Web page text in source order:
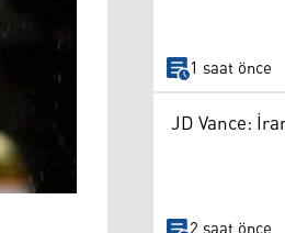
1 saat önce
JD Vance: